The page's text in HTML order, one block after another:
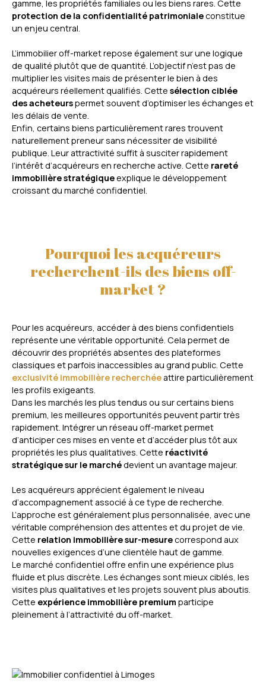
gamme, les propriétés familiales ou les biens rares. Cette
protection de la confidentialité patrimonialeconstitue
un enjeu central.
L’immobilier off-market repose également sur une logique
de qualité plutôt que de quantité. L’objectif n’est pas de
multiplier les visites mais de présenter le bien à des
acquéreurs réellement qualifiés. Cette sélection ciblée
des acheteurspermet souvent d’optimiser les échanges et
les délais de vente.
Enfin, certains biens particulièrement rares trouvent
naturellement preneur sans nécessiter de visibilité
publique. Leur attractivité suffit à susciter rapidement
l’intérêt d’acquéreurs en recherche active. Cette rareté
immobilière stratégiqueexplique le développement
croissant du marché confidentiel.
Pourquoi les acquéreurs
recherchent-ils des biens off-
market ?
Pour les acquéreurs, accéder à des biens confidentiels
représente une véritable opportunité. Cela permet de
découvrir des propriétés absentes des plateformes
classiques et parfois inaccessibles au grand public. Cette
exclusivité immobilière recherchée attire particulièrement
les profils exigeants.
Dans les marchés les plus tendus ou sur certains biens
premium, les meilleures opportunités peuvent partir très
rapidement. Intégrer un réseau off-market permet
d’anticiper ces mises en vente et d’accéder plus tôt aux
propriétés les plus qualitatives. Cette réactivité
stratégique sur le marchédevient un avantage majeur.
Les acquéreurs apprécient également le niveau
d’accompagnement associé à ce type de recherche.
L’approche est généralement plus personnalisée, avec une
véritable compréhension des attentes et du projet de vie.
Cette relation immobilière sur-mesurecorrespond aux
nouvelles exigences d’une clientèle haut de gamme.
Le marché confidentiel offre enfin une expérience plus
fluide et plus discrète. Les échanges sont mieux ciblés, les
visites plus qualitatives et les projets souvent plus aboutis.
Cette expérience immobilière premium participe
pleinement à l’attractivité du off-market.